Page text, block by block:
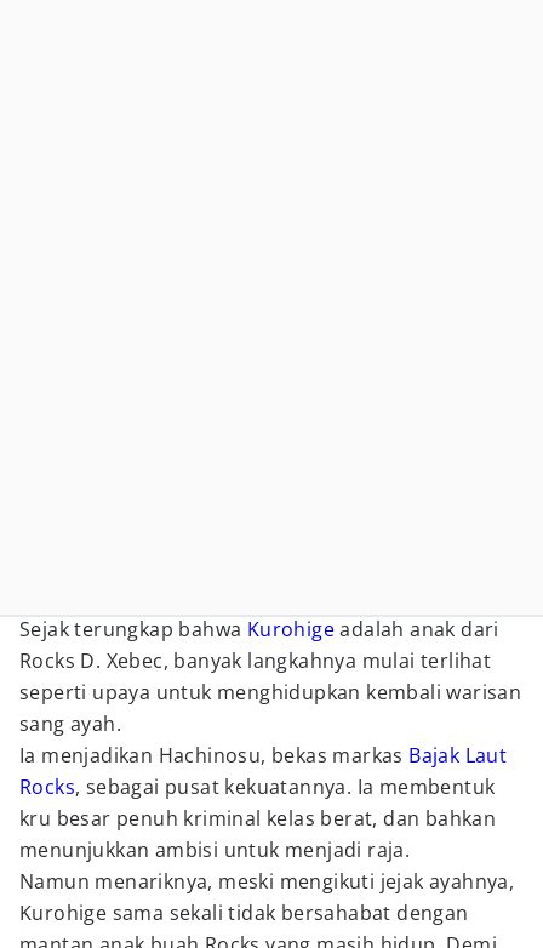
Sejak terungkap bahwa Kurohigeadalah anak dari
Rocks D. Xebec, banyak langkahnya mulai terlihat
seperti upaya untuk menghidupkan kembali warisan
sang ayah.
Ia menjadikan Hachinosu, bekas markas Bajak Laut
Rocks, sebagai pusat kekuatannya. Ia membentuk
kru besar penuh kriminal kelas berat, dan bahkan
menunjukkan ambisi untuk menjadi raja.
Namun menariknya, meski mengikuti jejak ayahnya,
Kurohige sama sekali tidak bersahabat dengan